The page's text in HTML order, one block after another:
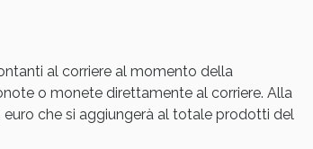
al corriere al momento della
o monete direttamente al corriere. Alla
che si aggiungerà al totale prodotti del
oggi!